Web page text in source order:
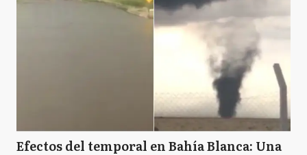
Efectos del temporal en Bahía Blanca: Una